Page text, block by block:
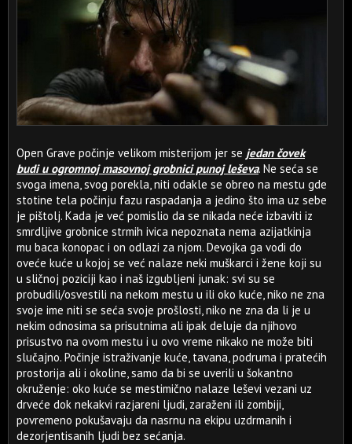
Open Grave počinje velikom misterijom jer se jedan čovek
budi u ogromnoj masovnoj grobnici punoj leševa. Ne seća se
svoga imena, svog porekla, niti odakle se obreo na mestu gde
stotine tela počinju fazu raspadanja a jedino što ima uz sebe
je pištolj. Kada je već pomislio da se nikada neće izbaviti iz
smrdljive grobnice strmih ivica nepoznata nema azijatkinja
mu baca konopac i on odlazi za njom. Devojka ga vodi do
oveće kuće u kojoj se već nalaze neki muškarci i žene koji su
u sličnoj poziciji kao i naš izgubljeni junak: svi su se
probudili/osvestili na nekom mestu u ili oko kuće, niko ne zna
svoje ime niti se seća svoje prošlosti, niko ne zna da li je u
nekim odnosima sa prisutnima ali ipak deluje da njihovo
prisustvo na ovom mestu i u ovo vreme nikako ne može biti
slučajno. Počinje istraživanje kuće, tavana, podruma i pratećih
prostorija ali i okoline, samo da bi se uverili u šokantno
okruženje: oko kuće se mestimično nalaze leševi vezani uz
drveće dok nekakvi razjareni ljudi, zaraženi ili zombiji,
povremeno pokušavaju da nasrnu na ekipu uzdrmanih i
dezorjentisanih ljudi bez sećanja.